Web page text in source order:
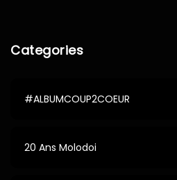
Categories
#ALBUMCOUP2COEUR
20 Ans Molodoi